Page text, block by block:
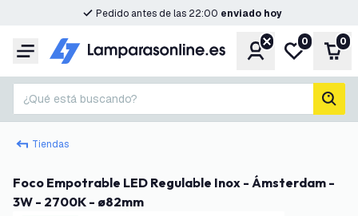
Pedido antes de las 22:00 enviado hoy
Menú CuentaMi lista de
0 0
¿Qué está buscando?
Tiendas
Foco Empotrable LED Regulable Inox - Ámsterdam -
3W - 2700K - ø82mm